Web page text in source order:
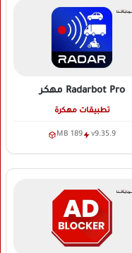
Radarbot Pro مهكر
تطبيقات مهكرة
v9.35.9
189 MB